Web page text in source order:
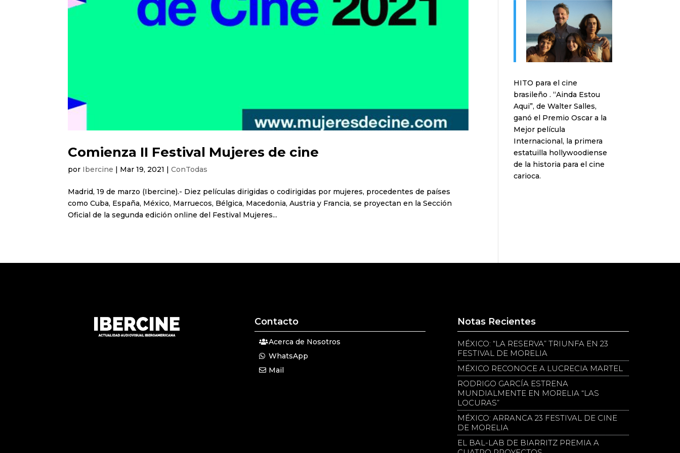
Comienza II Festival Mujeres de cine
por Ibercine | Mar 19, 2021 |ConTodas
Madrid, 19 de marzo (Ibercine).- Diez películas dirigidas o codirigidas por mujeres, procedentes de países
como Cuba, España, México, Marruecos, Bélgica, Macedonia, Austria y Francia, se proyectan en la Sección
Oficial de la segunda edición online del Festival Mujeres...
HITO para el cine
brasileño . “Ainda Estou
Aqui”, de Walter Salles,
ganó el Premio Oscar a la
Mejor película
Internacional, la primera
estatuilla hollywoodiense
de la historia para el cine
carioca.
Contacto
Acerca de Nosotros
WhatsApp
Mail
Notas Recientes
MÉXICO: “LA RESERVA” TRIUNFA EN 23
FESTIVAL DE MORELIA
MÉXICO RECONOCE A LUCRECIA MARTEL
RODRIGO GARCÍA ESTRENA
MUNDIALMENTE EN MORELIA “LAS
LOCURAS”
MÉXICO: ARRANCA 23 FESTIVAL DE CINE
DE MORELIA
EL BAL-LAB DE BIARRITZ PREMIA A